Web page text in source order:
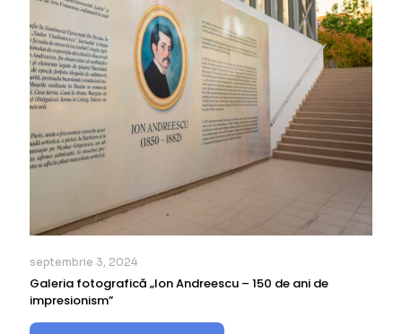
septembrie 3, 2024
Galeria fotografică „Ion Andreescu – 150 de ani de
impresionism”